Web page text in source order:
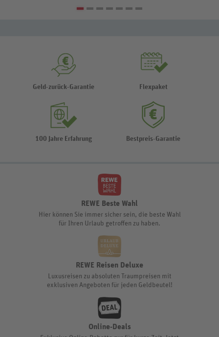
Geld-zurück-Garantie Flexpaket
100 Jahre Erfahrung Bestpreis-Garantie
REWE Beste Wahl
Hier können Sie immer sicher sein, die beste Wahl
für Ihren Urlaub getroffen zu haben.
REWE Reisen Deluxe
Luxusreisen zu absoluten Traumpreisen mit
exklusiven Angeboten für jeden Geldbeutel!
Online-Deals